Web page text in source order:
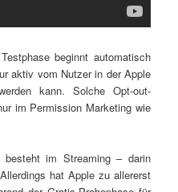
beginnt automatisch
aktiv vom Nutzer in der Apple
kann. Solche Opt-out-
im Permission Marketing wie
im Streaming – darin
hat Apple zu allererst